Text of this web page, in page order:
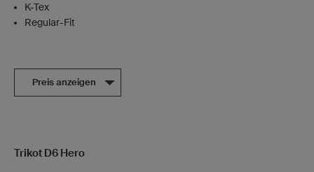
K-Tex
Regular-Fit
Preis anzeigen
Trikot D6 Hero